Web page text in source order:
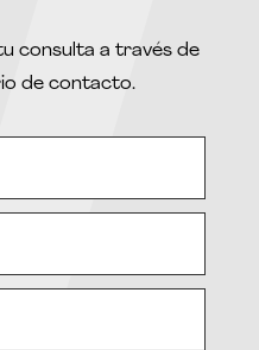
consulta a través de
de contacto.